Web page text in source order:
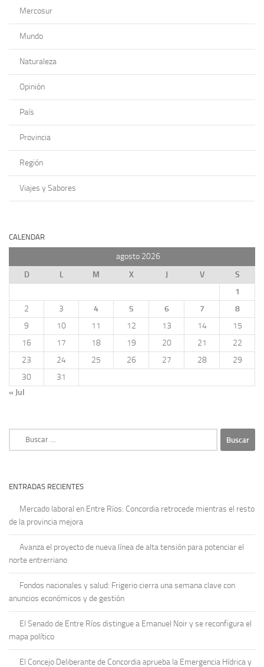
Mercosur
Mundo
Naturaleza
Opinión
País
Provincia
Región
Viajes y Sabores
CALENDAR
agosto 2026
D
L M X J V
S
1
2
3 4 5 6 7
8
9
10 11 12 13 14
15
16
17 18 19 20 21
22
23
24 25 26 27 28
29
30
31
« Jul
ENTRADAS RECIENTES
Mercado laboral en Entre Ríos: Concordia retrocede mientras el resto
de la provincia mejora
Avanza el proyecto de nueva línea de alta tensión para potenciar el
norte entrerriano
Fondos nacionales y salud: Frigerio cierra una semana clave con
anuncios económicos y de gestión
El Senado de Entre Ríos distingue a Emanuel Noir y se reconfigura el
mapa político
El Concejo Deliberante de Concordia aprueba la Emergencia Hídrica y